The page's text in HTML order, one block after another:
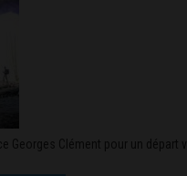
Georges Clément pour un départ